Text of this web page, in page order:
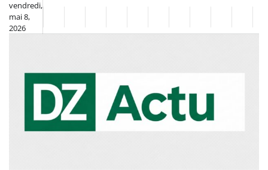
Skip
content
vendredi,
mai 8,
2026
FlashSportclasséDiasporaChronique
Le
Thé
SociétéCultureMondeÉconomie
Tech